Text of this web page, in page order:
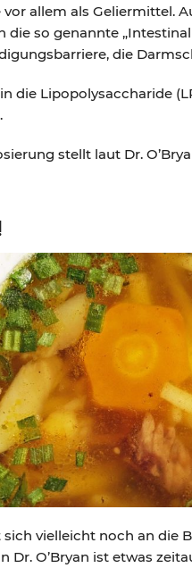
allem als Geliermittel.
so genannte
die
die Lipopolysaccharide
stellt laut Dr.
vielleicht noch an die
Dr. O’Bryan ist etwas